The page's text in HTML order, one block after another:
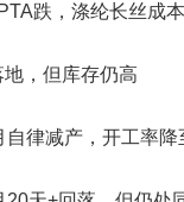
跌，涤纶长丝成
，但库存仍高
自律减产，开工率